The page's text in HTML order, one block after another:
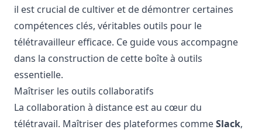
il est crucial de cultiver et de démontrer certaines
compétences clés, véritables outils pour le
télétravailleur efficace. Ce guide vous accompagne
dans la construction de cette boîte à outils
essentielle.
Maîtriser les outils collaboratifs
La collaboration à distance est au cœur du
télétravail. Maîtriser des plateformes commeSlack,